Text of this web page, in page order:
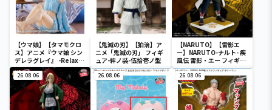
【ウマ娘】【タマモクロ
ス】アニメ『ウマ娘 シン
デレラグレイ』 -Relax
time-タマモクロス
【鬼滅の刃】【狛治】ア
ニメ「鬼滅の刃」 フィギ
ュア-絆ノ装-伍拾壱ノ型
【NARUTO】【雷影エ
ー】NARUTO-ナルト- 疾
風伝 雷影・エー フィギュ
ア～五影集結…!!～
26.08.06 26.08.06 26.08.06